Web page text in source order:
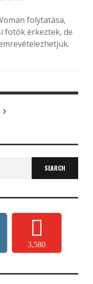
folytatása,
fotók érkeztek, de
3,580